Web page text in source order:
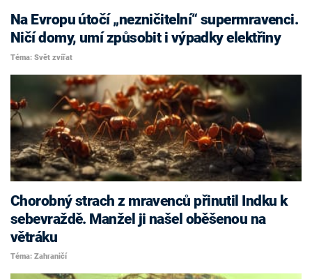
Na Evropu útočí „nezničitelní“ supermravenci.
Ničí domy, umí způsobit i výpadky elektřiny
Téma: Svět zvířat
Chorobný strach z mravenců přinutil Indku k
sebevraždě. Manžel ji našel oběšenou na
větráku
Téma: Zahraničí